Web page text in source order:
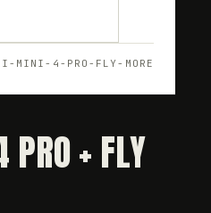
MINI-4-PRO-FLY-MORE
+ FLY